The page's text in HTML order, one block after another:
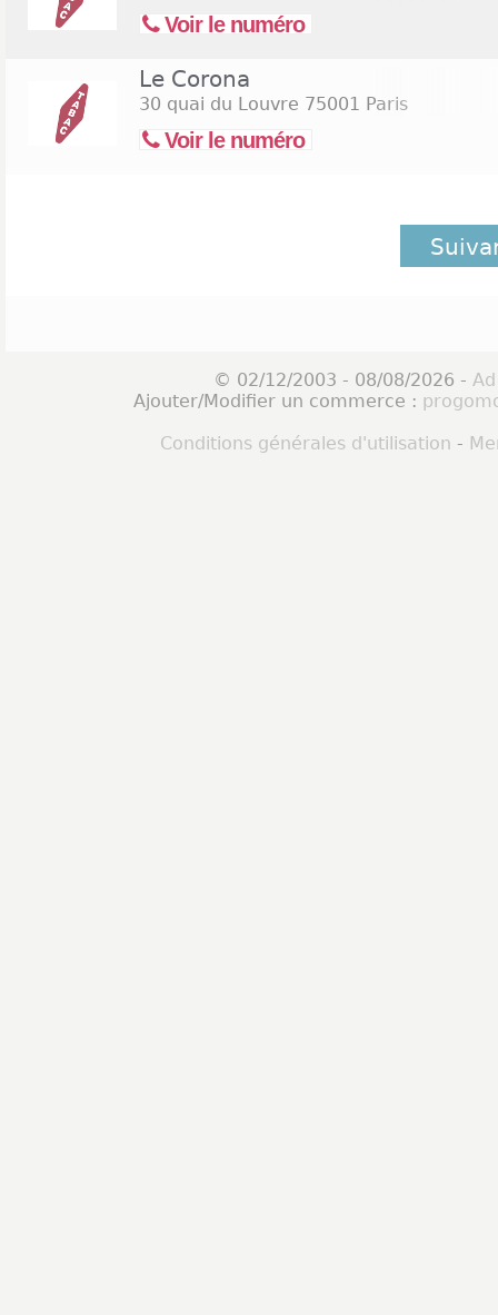
Voir le numéro
Le Corona
30 quai du Louvre 75001 Paris
Voir le numéro
© 02/12/2003 - 08/08/2026 -
Ajouter/Modifier un commerce :
Conditions générales d'utilisation -